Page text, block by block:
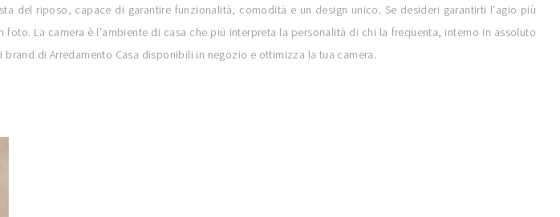
del riposo, capace di garantire funzionalità, comodità e un design unico. Se desideri garantirti l'agio più
La camera è l'ambiente di casa che più interpreta la personalità di chi la frequenta, interno in assoluto
di Arredamento Casa disponibili in negozio e ottimizza la tua camera.